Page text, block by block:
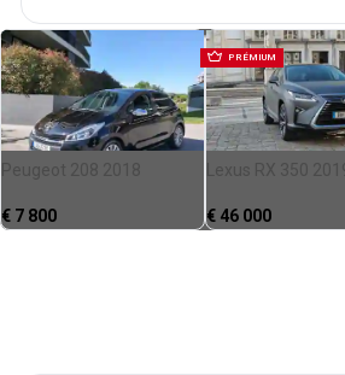
Peugeot 208 2018
€ 7 800
PRÉMIUM
Lexus RX 350 2019
€ 46 000